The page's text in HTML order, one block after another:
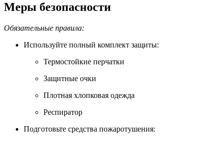
Меры безопасности
Обязательные правила:
Используйте полный комплект защиты:
Термостойкие перчатки
Защитные очки
Плотная хлопковая одежда
Респиратор
Подготовьте средства пожаротушения: